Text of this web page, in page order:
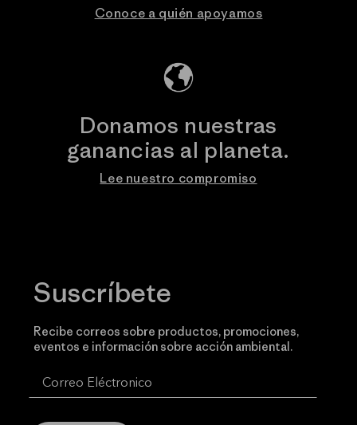
Conoce a quién apoyamos
Donamos nuestras
ganancias al planeta.
Lee nuestro compromiso
Suscríbete
Recibe correos sobre productos, promociones,
eventos e información sobre acción ambiental.